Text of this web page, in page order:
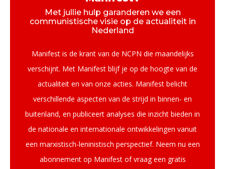
Met jullie hulp garanderen we een
communistische visie op de actualiteit in
Nederland
Manifest is de krant van de NCPN die maandelijks
verschijnt. Met Manifest blijf je op de hoogte van de
actualiteit en van onze acties. Manifest belicht
verschillende aspecten van de strijd in binnen- en
buitenland, en publiceert analyses die inzicht bieden in
de nationale en internationale ontwikkelingen vanuit
een marxistisch-leninistisch perspectief. Neem nu een
abonnement op Manifest of vraag een gratis